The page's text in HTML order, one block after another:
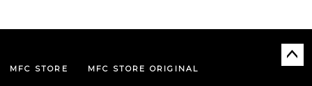
MFC STORE MFC STORE ORIGINAL